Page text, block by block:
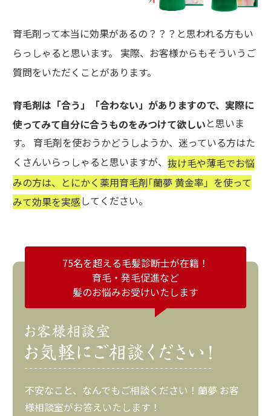
育毛剤って本当に効果があるの？？？と思われる方もい
らっしゃると思います。 実際、お客様からもそういうご
質問をいただくことがあります。
育毛剤は「合う」「合わない」がありますので、実際に
使ってみて自分に合うものをみつけて欲しいと思いま
す。 育毛剤を使おうかどうしようか、迷っている方はた
くさんいらっしゃると思いますが、 抜け毛や薄毛でお悩
みの方は、とにかく薬用育毛剤｢蘭夢 黄金率」を使って
みて効果を実感してください。
75名を超える毛髪診断士が在籍！
育毛・発毛促進など
髪のお悩みお受けいたします
不安なこと、なんでもご相談ください！蘭夢 お客
様相談室がお答えいたします！